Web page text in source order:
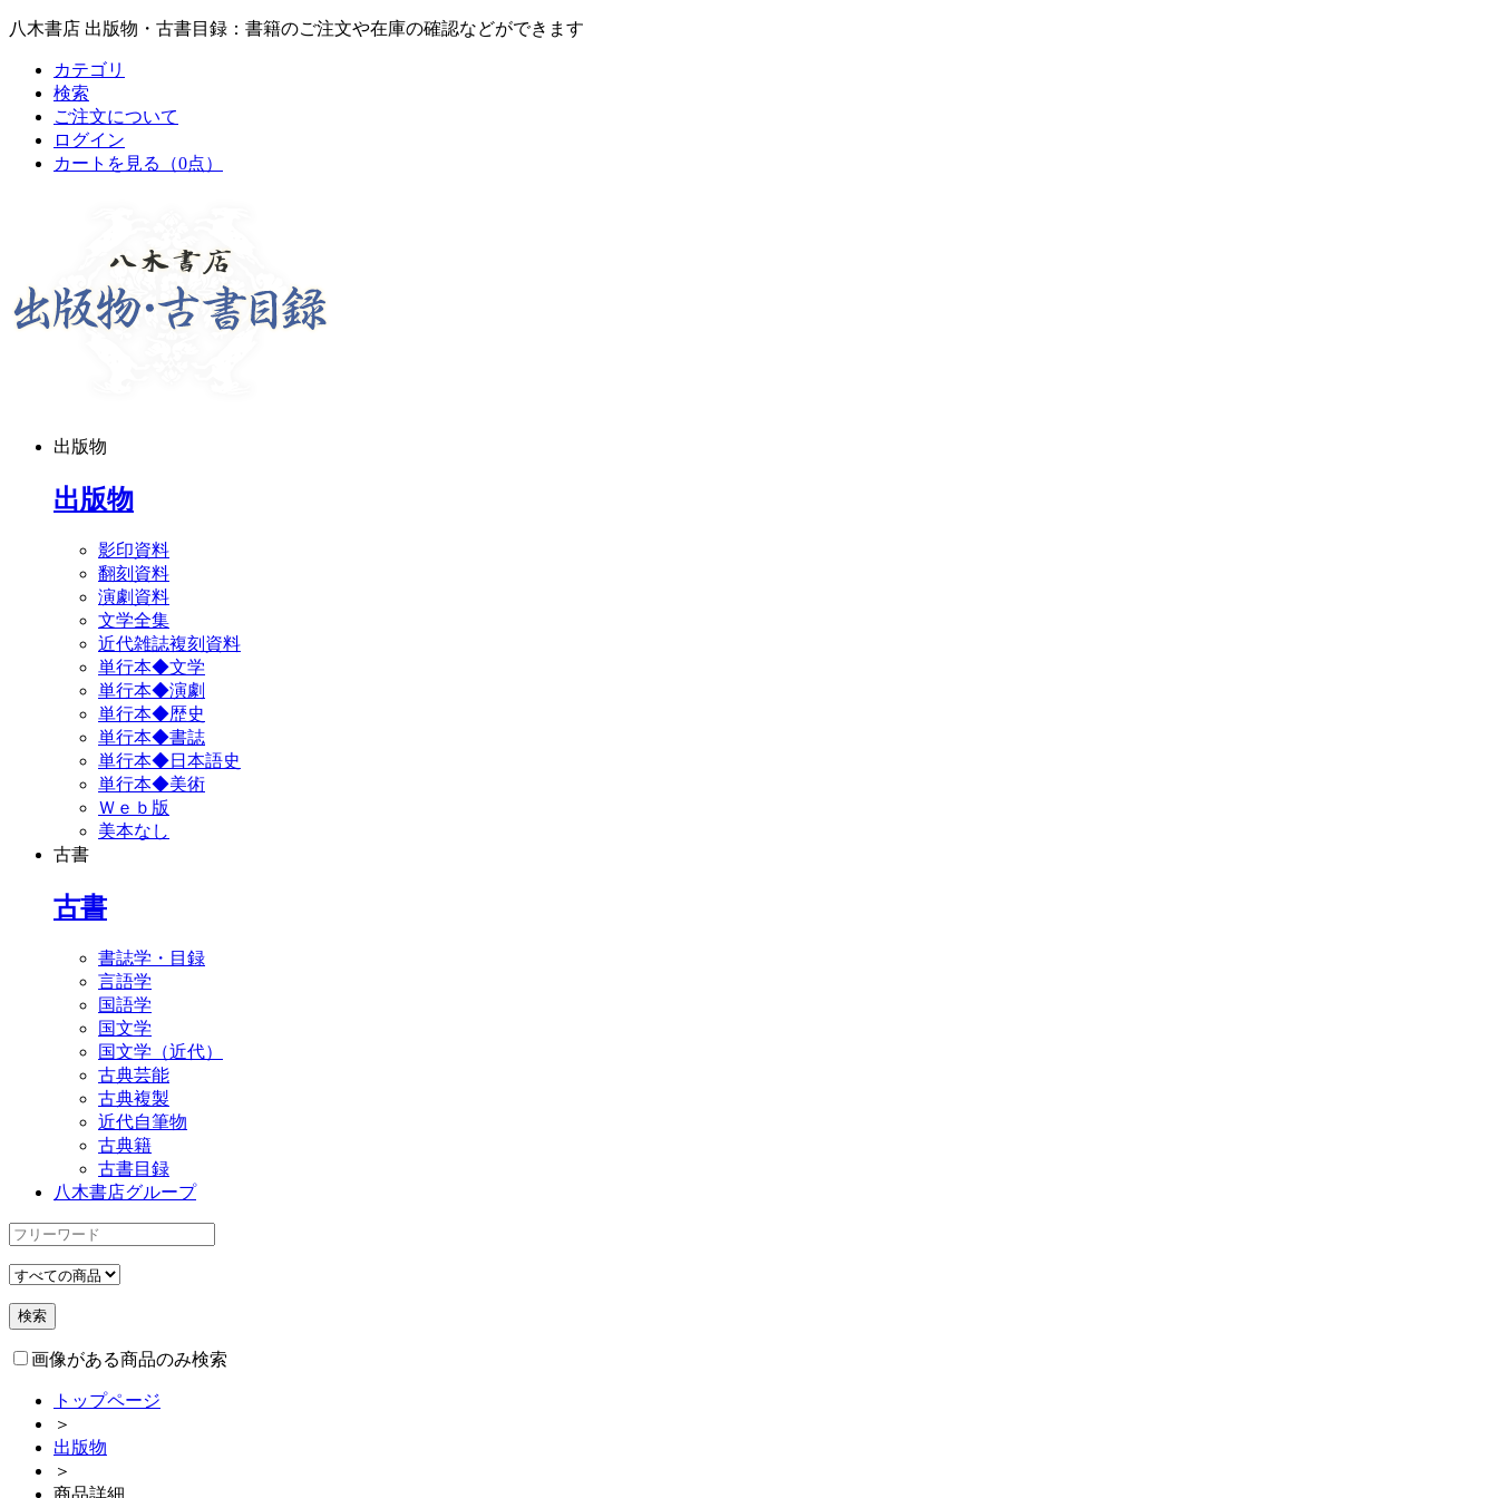
八木書店 出版物・古書目録：書籍のご注文や在庫の確認などができます
カテゴリ
検索
ご注文について
ログイン
カートを見る
（0点）
出版物
出版物
影印資料
翻刻資料
演劇資料
文学全集
近代雑誌複刻資料
単行本◆文学
単行本◆演劇
単行本◆歴史
単行本◆書誌
単行本◆日本語史
単行本◆美術
Ｗｅｂ版
美本なし
古書
古書
書誌学・目録
言語学
国語学
国文学
国文学（近代）
古典芸能
古典複製
近代自筆物
古典籍
古書目録
八木書店グループ
画像がある商品のみ検索
トップページ
＞
出版物
＞
商品詳細